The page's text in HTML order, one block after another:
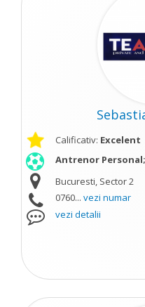
Calificativ: Excelent
Antrenor Personal;
Bucuresti, Sector 2
0760... vezi numar
vezi detalii